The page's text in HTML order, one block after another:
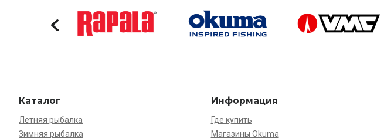
Каталог
Летняя рыбалка
Зимняя рыбалка
Информация
Где купить
Магазины Okuma